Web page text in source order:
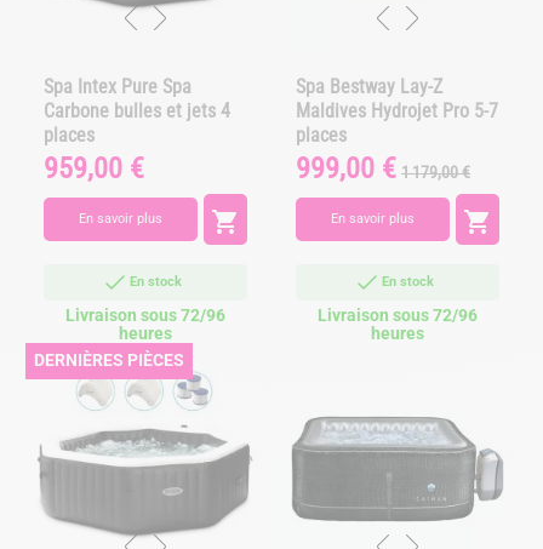
Spa Intex Pure Spa
Carbone bulles et jets 4
places
Prix
959,00 €
En savoir plus 
En stock
Livraison sous 72/96
heures
Spa Bestway Lay-Z
Maldives Hydrojet Pro 5-7
places
Prix
999,00 € Prix
base
1 179,00 €
En savoir plus 
En stock
Livraison sous 72/96
heures
DERNIÈRES PIÈCES